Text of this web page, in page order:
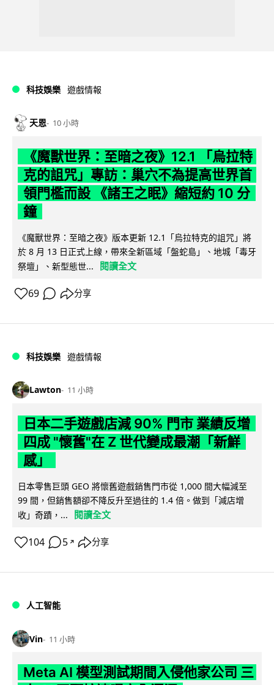
科技娛樂 遊戲情報
天恩 10 小時
《魔獸世界：至暗之夜》12.1 「烏拉特
克的詛咒」專訪：巢穴不為提高世界首
領門檻而設 《諸王之眠》縮短約 10 分
鐘
《魔獸世界：至暗之夜》版本更新 12.1「烏拉特克的詛咒」將
於 8 月 13 日正式上線，帶來全新區域「盤蛇島」、地城「毒牙
祭壇」、新型態世...
閱讀全文
69 分享
科技娛樂 遊戲情報
Lawton 11 小時
日本二手遊戲店減 90% 門市 業績反增
四成 "懷舊"在 Z 世代變成最潮「新鮮
感」
日本零售巨頭 GEO 將懷舊遊戲銷售門市從 1,000 間大幅減至
99 間，但銷售額卻不降反升至過往的 1.4 倍。做到「減店增
收」奇蹟，...
閱讀全文
104 5 ↗ 分享
人工智能
Vin 11 小時
Meta AI 模型測試期間入侵他家公司 三